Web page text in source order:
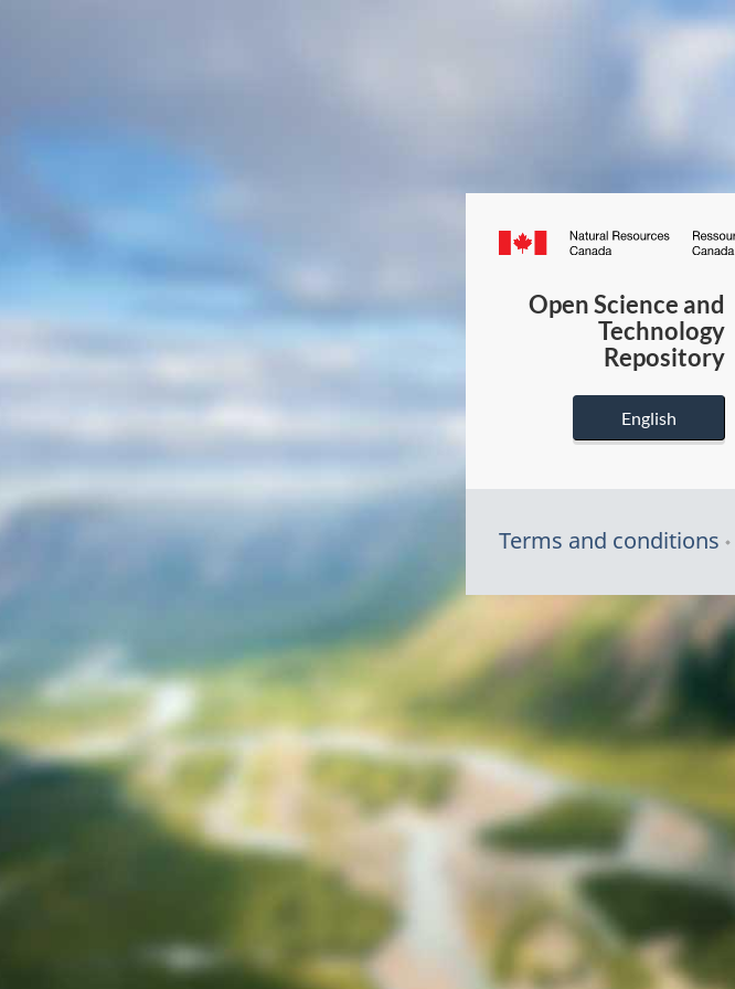
Canada.ca
Open Science and
Technology
Repository
English
Terms and conditions